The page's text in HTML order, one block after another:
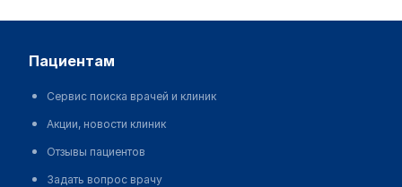
пациентам
Сервис поиска врачей и клиник
Акции, новости клиник
Отзывы пациентов
Задать вопрос врачу